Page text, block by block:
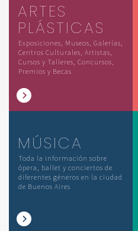
ARTES
PLÁSTICAS
Exposiciones, Museos, Galerías,
Centros Culturales, Artistas,
Cursos y Talleres, Concursos,
Premios y Becas
MÚSICA
Toda la información sobre
ópera, ballet y conciertos de
diferentes géneros en la ciudad
de Buenos Aires